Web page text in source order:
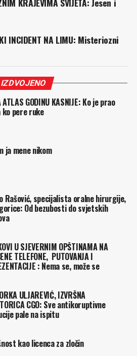
INCIDENT NA LIMU: Misteriozni
IZDVOJENO
ATLAS GODINU KASNIJE: Ko je prao
ko pere ruke
ja mene nikom
Rašović, specijalista oralne hirurgije,
Od bezubosti do svjetskih
U SJEVERNIM OPŠTINAMA NA
TELEFONE, PUTOVANJA I
: Nema se, može se
ULJAREVIĆ, IZVRŠNA
CGO: Sve antikoruptivne
pale na ispitu
kao licenca za zločin